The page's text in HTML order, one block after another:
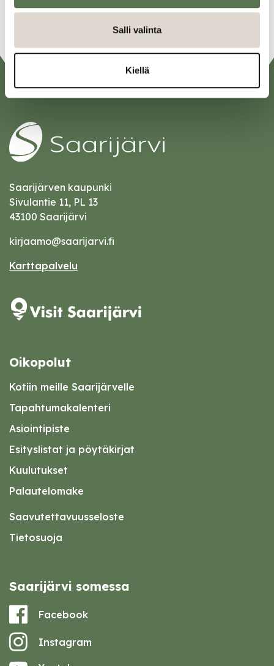
Salli valinta
Kiellä
Saarijärven kaupunki
Sivulantie 11, PL 13
43100 Saarijärvi
kirjaamo@saarijarvi.fi
Karttapalvelu
Oikopolut
Kotiin meille Saarijärvelle
Tapahtumakalenteri
Asiointipiste
Esityslistat ja pöytäkirjat
Kuulutukset
Palautelomake
Saavutettavuusseloste
Tietosuoja
Saarijärvi somessa
Facebook
Instagram